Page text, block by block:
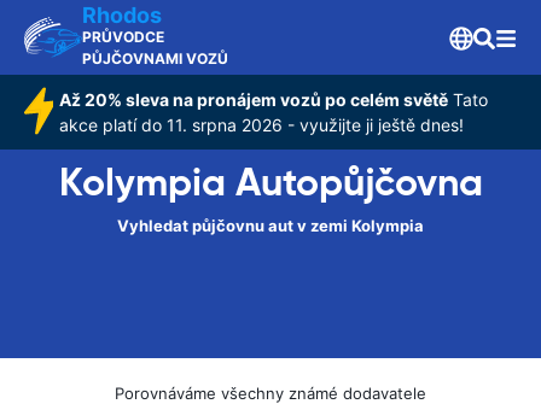
Rhodos
PRŮVODCE
PŮJČOVNAMI VOZŮ
Až 20% sleva na pronájem vozů po celém světě Tato
akce platí do 11. srpna 2026 - využijte ji ještě dnes!
Kolympia Autopůjčovna
Vyhledat půjčovnu aut v zemi Kolympia
Porovnáváme všechny známé dodavatele